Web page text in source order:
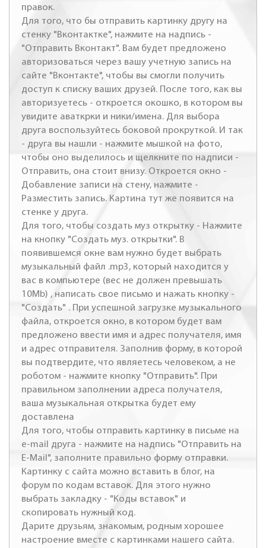
правок.
Для того, что бы отправить картинку другу на
стенку "Вконтактке", нажмите на надпись -
"Отправить Вконтакт". Вам будет предложено
авторизоваться через вашу учетную запись на
сайте "Вконтакте", чтобы вы смогли получить
доступ к списку ваших друзей. После того, как вы
авторизуетесь - откроется окошко, в котором вы
увидите аваткрки и ники/имена. Для выбора
друга воспользуйтесь боковой прокруткой. И так
- друга вы нашли - нажмите мышкой на фото,
чтобы оно выделилось и щелкните по надписи -
Отправить, она стоит внизу. Откроется окно -
Добавление записи на стену, нажмите -
Разместить запись. Картина тут же появится на
стенке у друга.
Для того, чтобы создать муз открытку - Нажмите
на кнопку "Создать муз. открытки". В
появившемся окне вам нужно будет выбрать
музыкальный файл .mp3, который находится у
вас в компьютере (вес не должен превышать
10Mb) , написать свое письмо и нажать кнопку -
"Создать" . При успешной загрузке музыкального
файла, откроется окно, в котором будет вам
предложено ввести имя и адрес получателя, имя
и адрес отправителя. Заполнив форму, в которой
вы подтвердите, что являетесь человеком, а не
роботом - нажмите кнопку "Отправить". При
правильном заполнении адреса получателя,
ваша музыкальная открытка будет ему
доставлена
Для того, чтобы отправить картинку в письме на
e-mail друга - нажмите на надпись "Отправить на
E-Mail", заполните правильно форму отправки.
Картинку с сайта можно вставить в блог, на
форум по кодам вставок. Для этого нужно
выбрать закладку - "Коды вставок" и
скопировать нужный код.
Дарите друзьям, знакомым, родным хорошее
настроение вместе с картинками нашего сайта.